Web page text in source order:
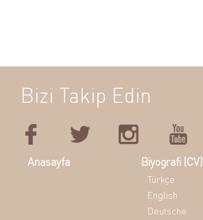
Bizi Takip Edin
Anasayfa Biyografi (CV)
Türkçe
English
Deutsche